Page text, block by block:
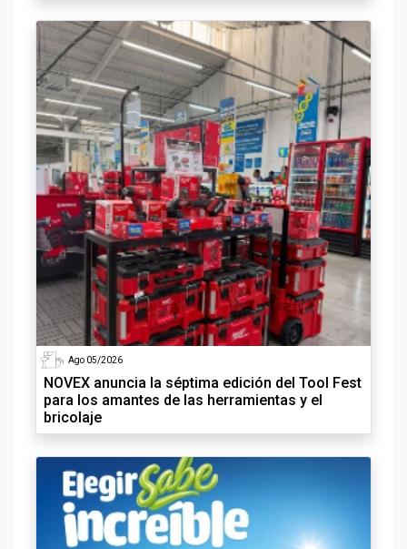
Ago 05/2026
NOVEX anuncia la séptima edición del Tool Fest
para los amantes de las herramientas y el
bricolaje